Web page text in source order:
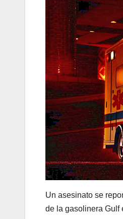
Un asesinato se
de la gasolinera Gulf